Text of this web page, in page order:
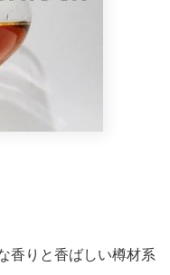
香りと香ばしい樽材系